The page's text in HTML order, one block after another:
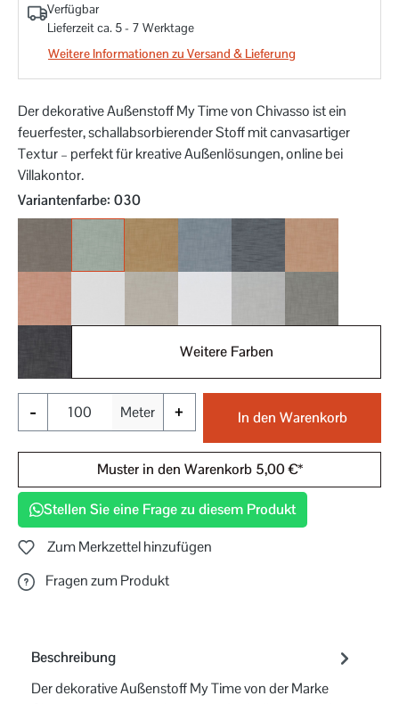
Verfügbar
Lieferzeit ca. 5 - 7 Werktage
Weitere Informationen zu Versand & Lieferung
Der dekorative Außenstoff My Time von Chivasso ist ein
feuerfester, schallabsorbierender Stoff mit canvasartiger
Textur – perfekt für kreative Außenlösungen, online bei
Villakontor.
Variantenfarbeauswählen
: 030
Weitere Farben
- Meter + In den Warenkorb
Muster in den Warenkorb 5,00 €*
Stellen Sie eine Frage zu diesem Produkt
Zum Merkzettel hinzufügen
Fragen zum Produkt
Beschreibung
Der dekorative Außenstoff My Time von der Marke